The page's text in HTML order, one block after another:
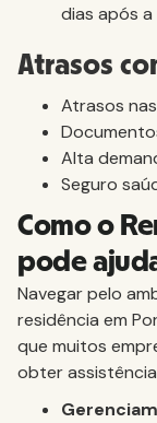
dias após
Atrasos
Atrasos
Alta
Seguro
Como o
pode
Navegar pelo
residência em
que muitos
obter